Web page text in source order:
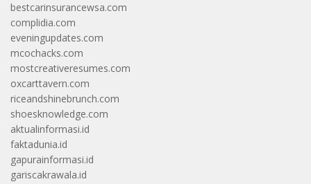
bestcarinsurancewsa.com
complidia.com
eveningupdates.com
mcochacks.com
mostcreativeresumes.com
oxcarttavern.com
riceandshinebrunch.com
shoesknowledge.com
aktualinformasi.id
faktadunia.id
gapurainformasi.id
gariscakrawala.id